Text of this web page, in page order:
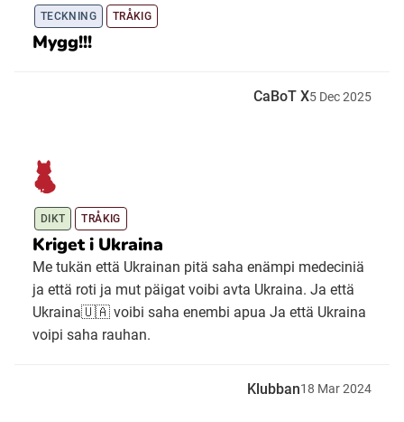
TECKNING TRÅKIG
Mygg!!!
CaBoT X5 Dec2025
DIKT TRÅKIG
Kriget i Ukraina
Me tukän että Ukrainan pitä saha enämpi medeciniä
ja että roti ja mut päigat voibi avta Ukraina. Ja että
Ukraina🇺🇦 voibi saha enembi apua Ja että Ukraina
voipi saha rauhan.
Klubban18 Mar2024